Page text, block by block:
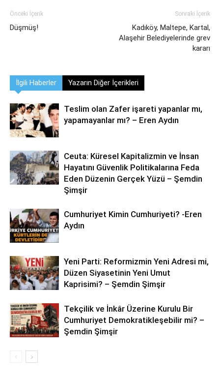
Önceki İçerik
Düşmüş!
Sonraki İçerik
Kadıköy, Maltepe, Kartal,
Alaşehir Belediyelerinde grev
kararı
İlgili Haberler Yazarın Diğer İçerikleri
Teslim olan Zafer işareti yapanlar mı,
yapamayanlar mı? – Eren Aydın
Ceuta: Küresel Kapitalizmin ve İnsan
Hayatını Güvenlik Politikalarına Feda
Eden Düzenin Gerçek Yüzü – Şemdin
Şimşir
Cumhuriyet Kimin Cumhuriyeti? -Eren
Aydın
Yeni Parti: Reformizmin Yeni Adresi mi,
Düzen Siyasetinin Yeni Umut
Kaprisimi? – Şemdin Şimşir
Tekçilik ve İnkâr Üzerine Kurulu Bir
Cumhuriyet Demokratikleşebilir mi? –
Şemdin Şimşir